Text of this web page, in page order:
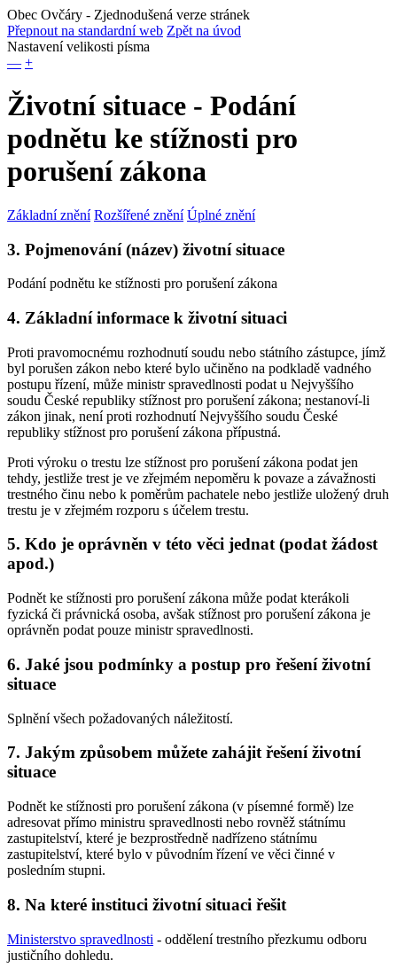
Obec Ovčáry - Zjednodušená verze stránek
Přepnout na standardní web Zpět na úvod
Nastavení velikosti písma
— +
Životní situace - Podání
podnětu ke stížnosti pro
porušení zákona
Základní znění Rozšířené znění Úplné znění
3. Pojmenování (název) životní situace
Podání podnětu ke stížnosti pro porušení zákona
4. Základní informace k životní situaci
Proti pravomocnému rozhodnutí soudu nebo státního zástupce, jímž
byl porušen zákon nebo které bylo učiněno na podkladě vadného
postupu řízení, může ministr spravedlnosti podat u Nejvyššího
soudu České republiky stížnost pro porušení zákona; nestanoví-li
zákon jinak, není proti rozhodnutí Nejvyššího soudu České
republiky stížnost pro porušení zákona přípustná.
Proti výroku o trestu lze stížnost pro porušení zákona podat jen
tehdy, jestliže trest je ve zřejmém nepoměru k povaze a závažnosti
trestného činu nebo k poměrům pachatele nebo jestliže uložený druh
trestu je v zřejmém rozporu s účelem trestu.
5. Kdo je oprávněn v této věci jednat (podat žádost
apod.)
Podnět ke stížnosti pro porušení zákona může podat kterákoli
fyzická či právnická osoba, avšak stížnost pro porušení zákona je
oprávněn podat pouze ministr spravedlnosti.
6. Jaké jsou podmínky a postup pro řešení životní
situace
Splnění všech požadovaných náležitostí.
7. Jakým způsobem můžete zahájit řešení životní
situace
Podnět ke stížnosti pro porušení zákona (v písemné formě) lze
adresovat přímo ministru spravedlnosti nebo rovněž státnímu
zastupitelství, které je bezprostředně nadřízeno státnímu
zastupitelství, které bylo v původním řízení ve věci činné v
posledním stupni.
8. Na které instituci životní situaci řešit
Ministerstvo spravedlnosti - oddělení trestního přezkumu odboru
justičního dohledu.